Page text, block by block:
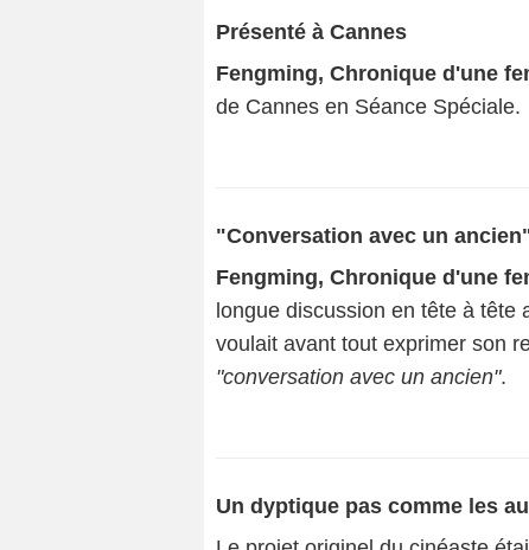
Présenté à Cannes
Fengming, Chronique d'une
de Cannes en Séance Spéciale.
"Conversation avec un
Fengming, Chronique d'une
longue discussion en tête à tête
voulait avant tout exprimer son
"conversation avec un ancien".
Un dyptique pas comme les